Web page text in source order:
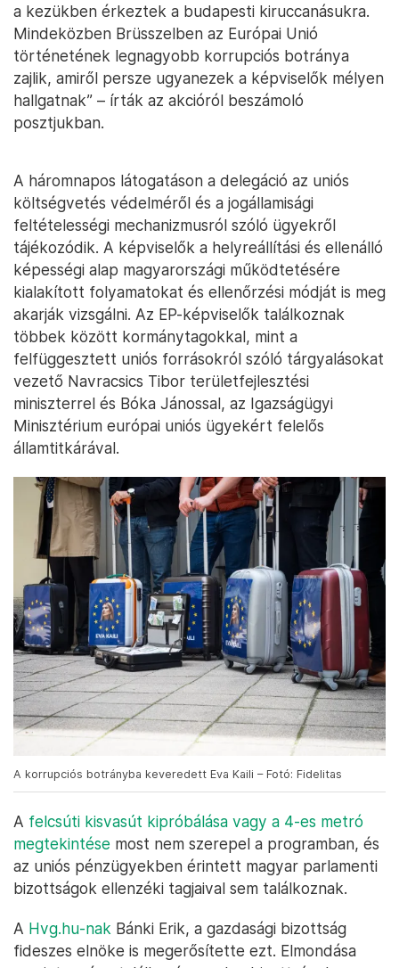
a kezükben érkeztek a budapesti kiruccanásukra.
Mindeközben Brüsszelben az Európai Unió
történetének legnagyobb korrupciós botránya
zajlik, amiről persze ugyanezek a képviselők mélyen
hallgatnak” – írták az akcióról beszámoló
posztjukban.
A háromnapos látogatáson a delegáció az uniós
költségvetés védelméről és a jogállamisági
feltételességi mechanizmusról szóló ügyekről
tájékozódik. A képviselők a helyreállítási és ellenálló
képességi alap magyarországi működtetésére
kialakított folyamatokat és ellenőrzési módját is meg
akarják vizsgálni. Az EP-képviselők találkoznak
többek között kormánytagokkal, mint a
felfüggesztett uniós forrásokról szóló tárgyalásokat
vezető Navracsics Tibor területfejlesztési
miniszterrel és Bóka Jánossal, az Igazságügyi
Minisztérium európai uniós ügyekért felelős
államtitkárával.
A korrupciós botrányba keveredett Eva Kaili – Fotó: Fidelitas
A felcsúti kisvasút kipróbálása vagy a 4-es metró
megtekintése most nem szerepel a programban, és
az uniós pénzügyekben érintett magyar parlamenti
bizottságok ellenzéki tagjaival sem találkoznak.
A Hvg.hu-nak Bánki Erik, a gazdasági bizottság
fideszes elnöke is megerősítette ezt. Elmondása